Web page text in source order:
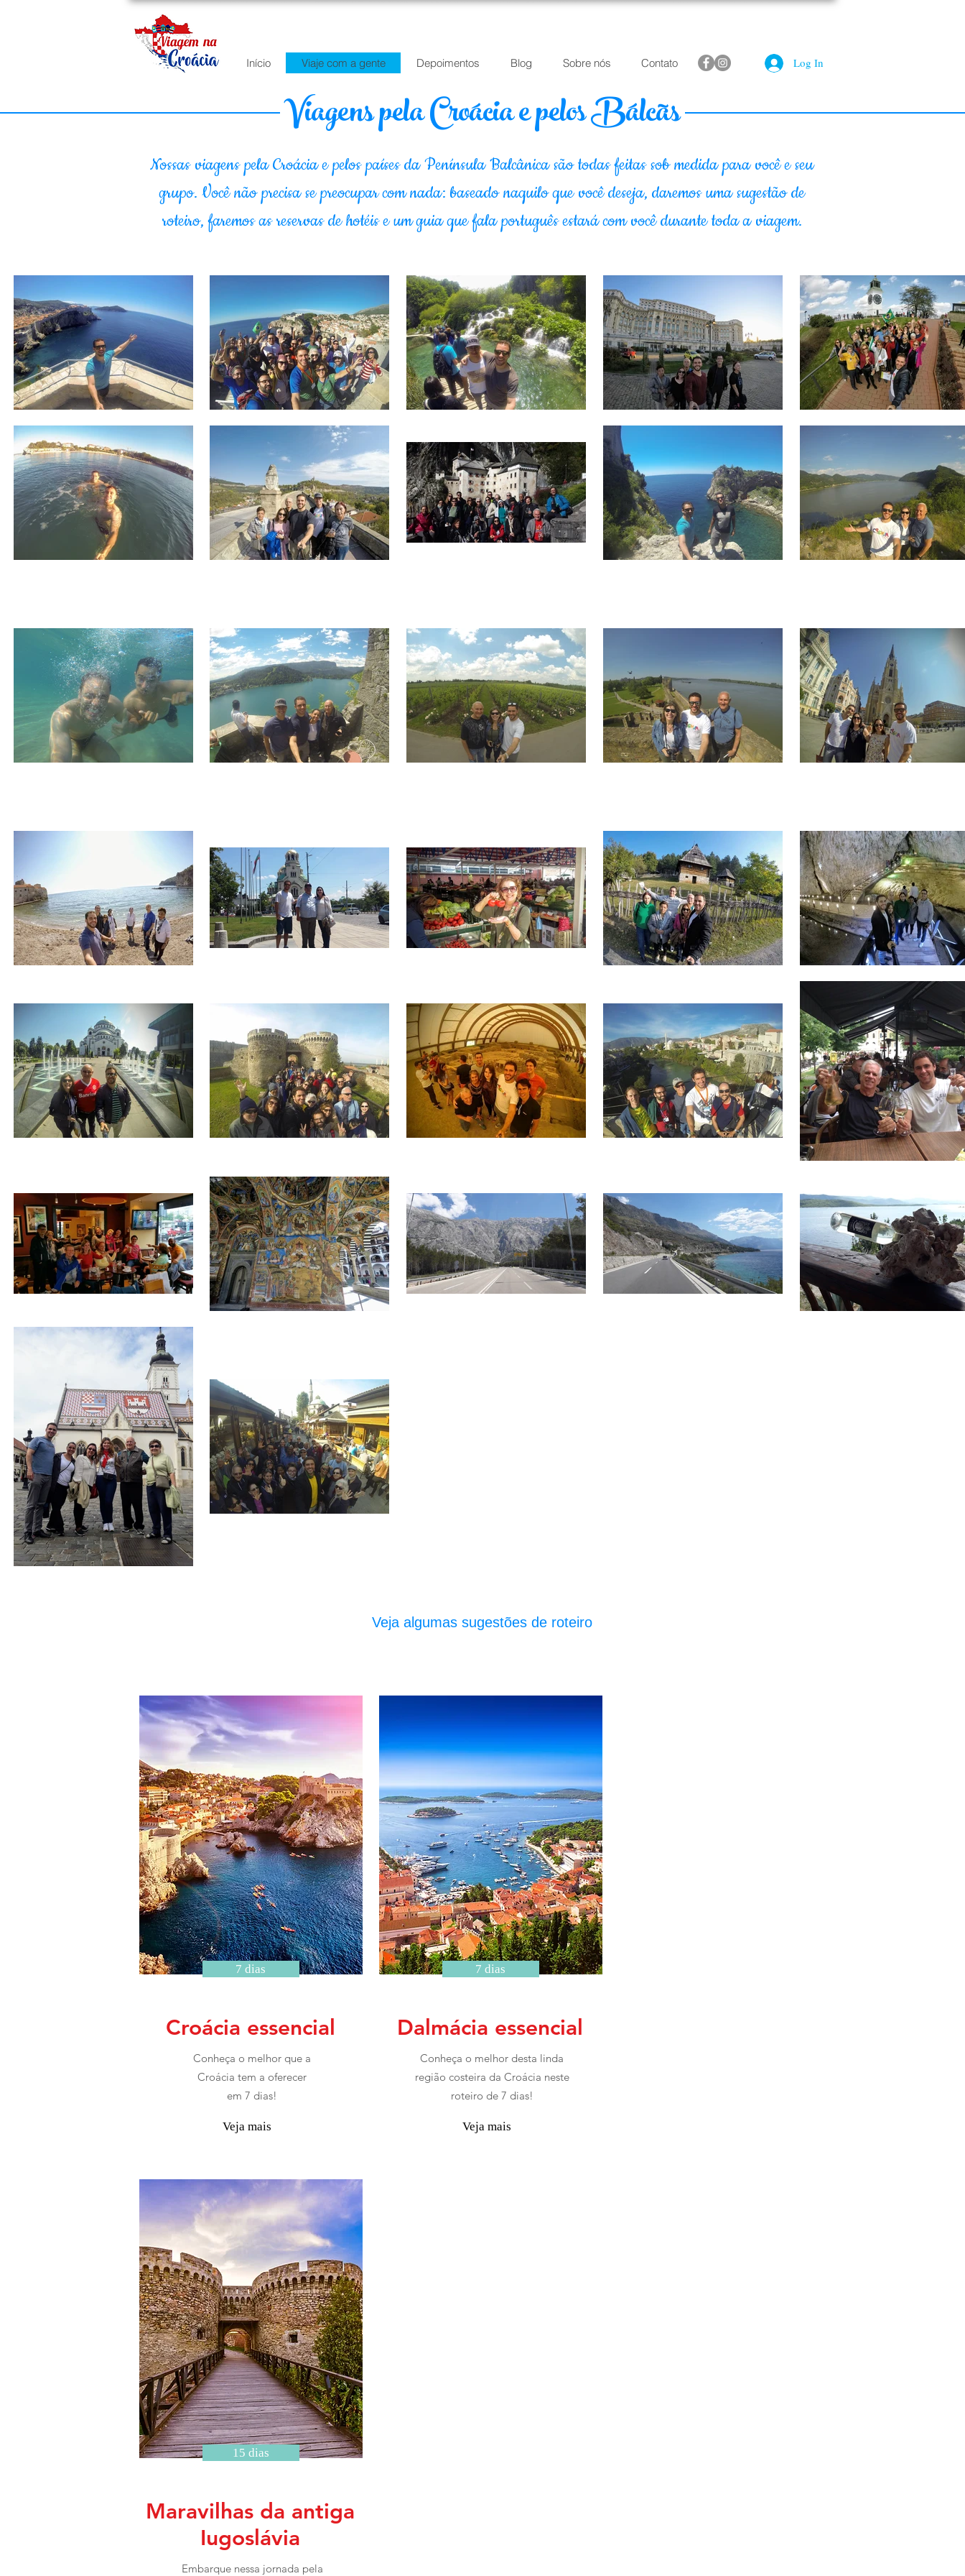
Início Viaje com a gente Depoimentos Blog Sobre nós Contato Log In
Viagens pela Croácia e pelos Bálcãs
Nossas viagens pela Croácia e pelos países da Península Balcânica são todas feitas sob medida para você e seu
grupo. Você não precisa se preocupar com nada: baseado naquilo que você deseja, daremos uma sugestão de
roteiro, faremos as reservas de hotéis e um guia que fala português estará com você durante toda a viagem.
Veja algumas sugestões de roteiro
7 dias
Croácia essencial
Conheça o melhor que a
Croácia tem a oferecer
em 7 dias!
Veja mais
7 dias
Dalmácia essencial
Conheça o melhor desta linda
região costeira da Croácia neste
roteiro de 7 dias!
Veja mais
15 dias
Maravilhas da antiga
Iugoslávia
Embarque nessa jornada pela